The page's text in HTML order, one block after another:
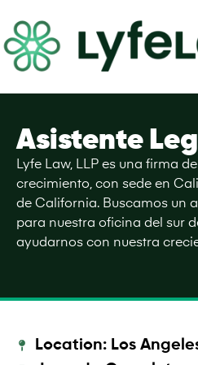
Asistente
Lyfe Law, LLP es una firma
crecimiento, con sede en
de California. Buscamos un
para nuestra oficina del sur
ayudarnos con nuestra
Location: Los